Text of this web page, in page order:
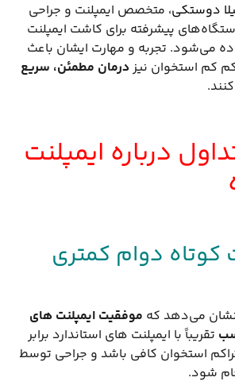
دوستکی، متخصص ایمپلنت و جراحی
پیشرفته برای کاشت ایمپلنت
می‌شود. تجربه و مهارت ایشان باعث
کم استخوان نیزدرمان مطمئن، سریع
درباره ایمپلنت
کوتاه دوام کمتری
نشان می‌دهد که موفقیت ایمپلنت های
تقریباً با ایمپلنت های استاندارد برابر
استخوان کافی باشد و جراحی توسط
شود.